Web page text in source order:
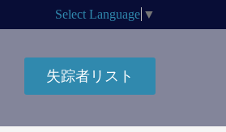
Select Language ▼
失踪者リスト